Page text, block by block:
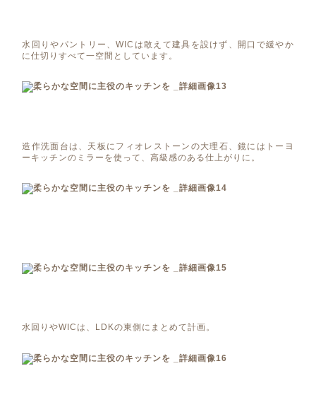
水回りやパントリー、WICは敢えて建具を設けず、開口で緩やか
に仕切りすべて一空間としています。
造作洗面台は、天板にフィオレストーンの大理石、鏡にはトーヨ
ーキッチンのミラーを使って、高級感のある仕上がりに。
水回りやWICは、LDKの東側にまとめて計画。